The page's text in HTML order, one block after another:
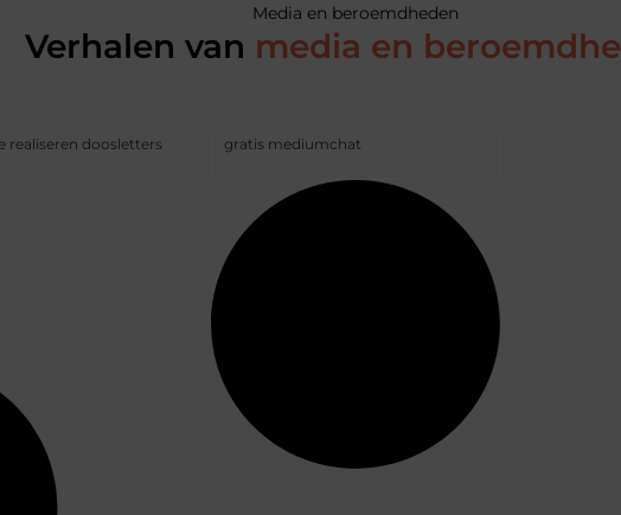
Media en beroemdheden
Verhalen van media en
realiseren doosletters gratis mediumchat